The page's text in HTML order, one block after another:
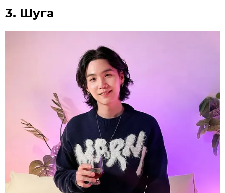
3. Шуга